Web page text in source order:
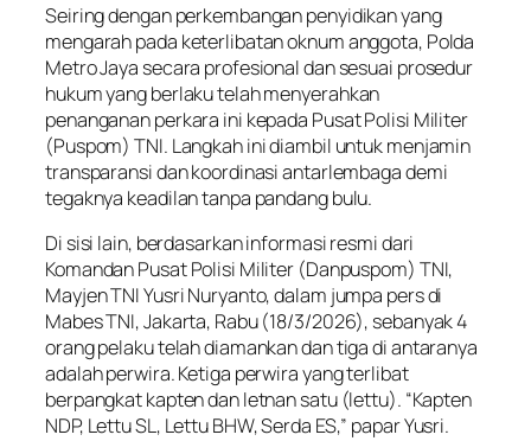
Seiring dengan perkembangan penyidikan yang
mengarah pada keterlibatan oknum anggota, Polda
Metro Jaya secara profesional dan sesuai prosedur
hukum yang berlaku telah menyerahkan
penanganan perkara ini kepada Pusat Polisi Militer
(Puspom) TNI. Langkah ini diambil untuk menjamin
transparansi dan koordinasi antarlembaga demi
tegaknya keadilan tanpa pandang bulu.
Di sisi lain, berdasarkan informasi resmi dari
Komandan Pusat Polisi Militer (Danpuspom) TNI,
Mayjen TNI Yusri Nuryanto, dalam jumpa pers di
Mabes TNI, Jakarta, Rabu (18/3/2026), sebanyak 4
orang pelaku telah diamankan dan tiga di antaranya
adalah perwira. Ketiga perwira yang terlibat
berpangkat kapten dan letnan satu (lettu). “Kapten
NDP, Lettu SL, Lettu BHW, Serda ES,” papar Yusri.